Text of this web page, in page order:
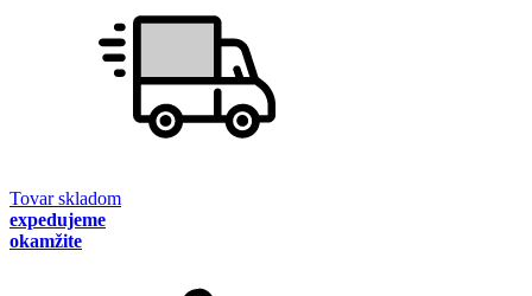
Tovar skladom
expedujeme
okamžite